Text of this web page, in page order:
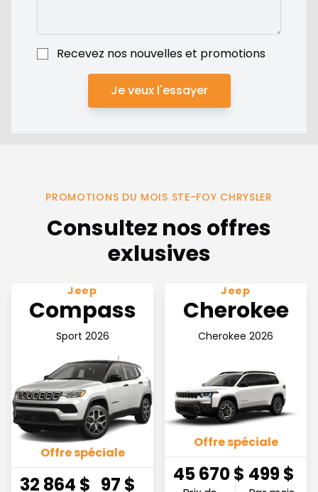
Recevez nos nouvelles et promotions
Je veux l'essayer
PROMOTIONS DU MOIS STE-FOY CHRYSLER
Consultez nos offres
exlusives
Voir l'offre 32 864$ Prix de vente + tx
Jeep
Compass
Sport 2026
Offre spéciale
32 864 $ 97 $
Voir l'offre 45,670$ Prix de
Jeep
Cherokee
Cherokee 2026
Offre spéciale
45 670$ 499$